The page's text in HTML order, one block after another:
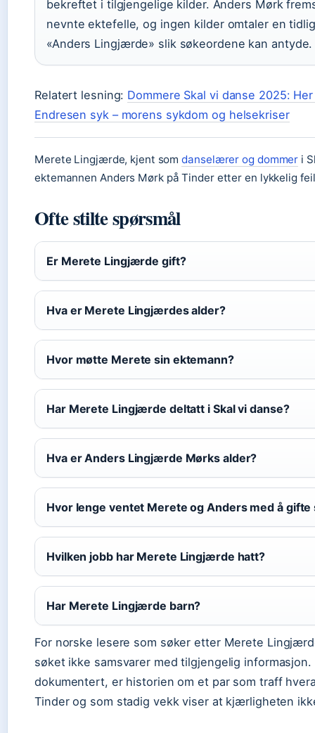
bekreftet i tilgjengelige kilder. Anders Mørk
nevnte ektefelle, og ingen kilder omtaler en
«Anders Lingjærde» slik søkeordene kan antyde.
Relatert lesning: Dommere Skal vi danse 2025:
Endresen syk – morens sykdom og helsekriser
Merete Lingjærde, kjent somdanselærer og dommer i
ektemannen Anders Mørk på Tinder etter en lykkelig
Ofte stilte spørsmål
Er Merete Lingjærde gift?
Hva er Merete Lingjærdes alder?
Hvor møtte Merete sin ektemann?
Har Merete Lingjærde deltatt i Skal vi danse?
Hva er Anders Lingjærde Mørks alder?
Hvor lenge ventet Merete og Anders med å gifte
Hvilken jobb har Merete Lingjærde hatt?
Har Merete Lingjærde barn?
For norske lesere som søker etter Merete
søket ikke samsvarer med tilgjengelig
dokumentert, er historien om et par som traff
Tinder og som stadig vekk viser at kjærligheten